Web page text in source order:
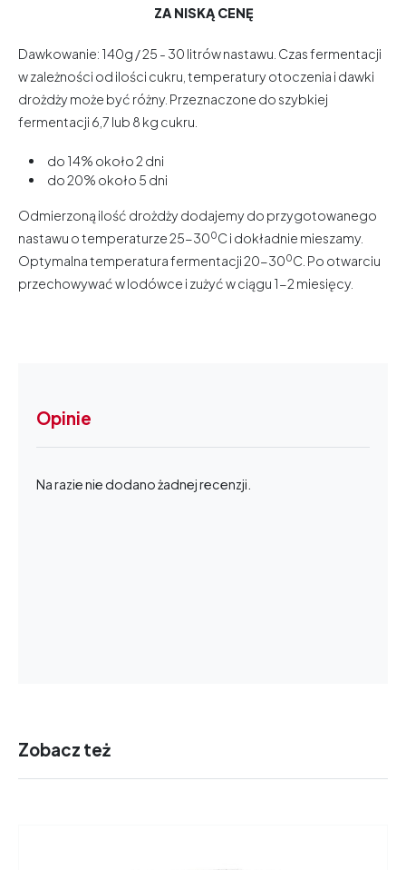
ZA NISKĄ CENĘ
Dawkowanie: 140g / 25 - 30 litrów nastawu. Czas fermentacji
w zależności od ilości cukru, temperatury otoczenia i dawki
drożdży może być różny. Przeznaczone do szybkiej
fermentacji 6,7 lub 8 kg cukru.
do 14% około 2 dni
do 20% około 5 dni
Odmierzoną ilość drożdży dodajemy do przygotowanego
nastawu o temperaturze 25-300C i dokładnie mieszamy.
Optymalna temperatura fermentacji 20-300C. Po otwarciu
przechowywać w lodówce i zużyć w ciągu 1-2 miesięcy.
Opinie
Na razie nie dodano żadnej recenzji.
Zobacz też